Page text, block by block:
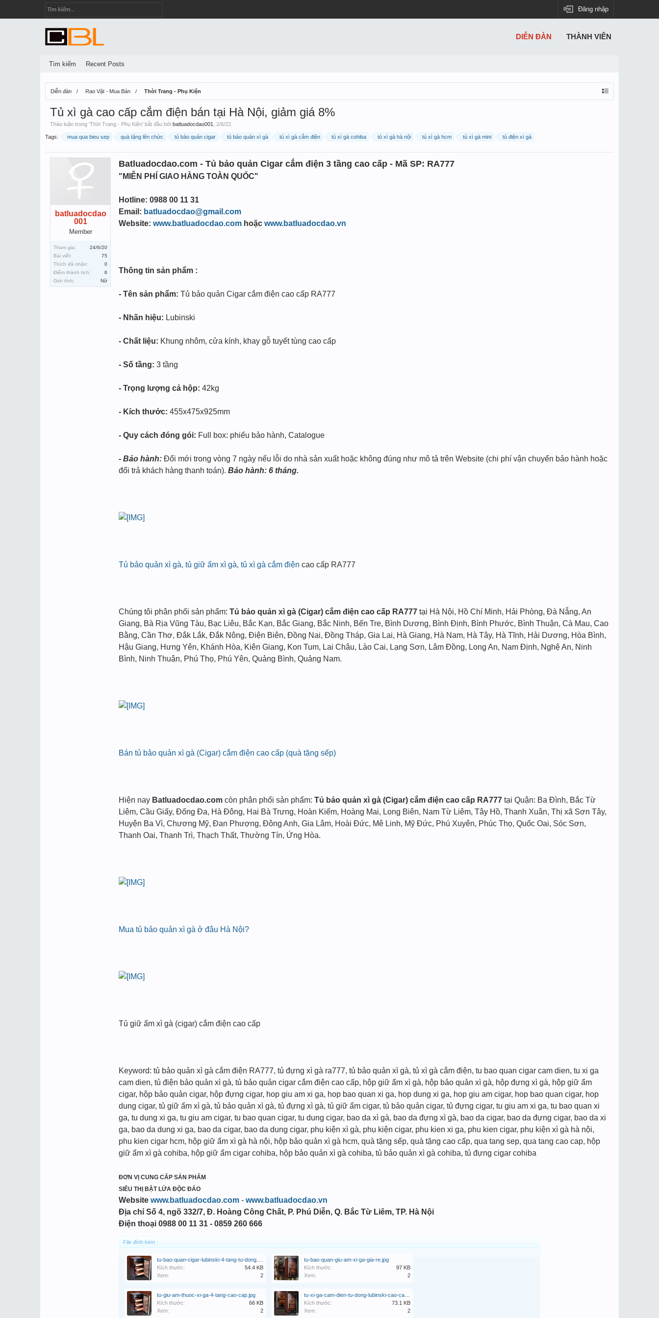
Đăng nhập
Diễn đàn Rao Vặt - Mua Bán Thời Trang - Phụ Kiện
Tủ xì gà cao cấp cắm điện bán tại Hà Nội, giảm giá 8%
Thảo luận trong 'Thời Trang - Phụ Kiện' bắt đầu bởi batluadocdao001 2/6/22
Tags: mua qua bieu sep quà tặng lên chức tủ bảo quản cigar tủ bảo quản xì gà tủ xì gà cắm điện tủ xì gà cohiba tủ xì gà hà nội tủ xì gà hcm tủ xì gà mini tủ điện xì gà
batluadocdao
001
Member
Tham gia:
24/6/20
Bài viết:
75
Thích đã nhận:
0
Điểm thành tích:
6
Giới tính:
Nữ
Batluadocdao.com - Tủ bảo quản Cigar cắm điện 3 tầng cao cấp - Mã SP: RA777
"MIỄN PHÍ GIAO HÀNG TOÀN QUỐC"
Hotline: 0988 00 11 31
Email: batluadocdao@gmail.com
Website: www.batluadocdao.com hoặc www.batluadocdao.vn
Thông tin sản phẩm :
- Tên sản phẩm: Tủ bảo quản Cigar cắm điện cao cấp RA777
- Nhãn hiệu: Lubinski
- Chất liệu: Khung nhôm, cửa kính, khay gỗ tuyết tùng cao cấp
- Số tầng: 3 tầng
- Trọng lượng cả hộp: 42kg
- Kích thước: 455x475x925mm
- Quy cách đóng gói: Full box: phiếu bảo hành, Catalogue
- Bảo hành: Đổi mới trong vòng 7 ngày nếu lỗi do nhà sản xuất hoặc không đúng như mô tả trên Website (chi phí vận chuyển bảo hành hoặc
đổi trả khách hàng thanh toán). Bảo hành: 6 tháng.
Tủ bảo quản xì gà, tủ giữ ẩm xì gà, tủ xì gà cắm điện cao cấp RA777
Chúng tôi phân phối sản phẩm: Tủ bảo quản xì gà (Cigar) cắm điện cao cấp RA777 tại Hà Nội, Hồ Chí Minh, Hải Phòng, Đà Nẵng, An
Giang, Bà Rịa Vũng Tàu, Bạc Liêu, Bắc Kạn, Bắc Giang, Bắc Ninh, Bến Tre, Bình Dương, Bình Định, Bình Phước, Bình Thuận, Cà Mau, Cao
Bằng, Cần Thơ, Đắk Lắk, Đắk Nông, Điện Biên, Đồng Nai, Đồng Tháp, Gia Lai, Hà Giang, Hà Nam, Hà Tây, Hà Tĩnh, Hải Dương, Hòa Bình,
Hậu Giang, Hưng Yên, Khánh Hòa, Kiên Giang, Kon Tum, Lai Châu, Lào Cai, Lạng Sơn, Lâm Đồng, Long An, Nam Định, Nghệ An, Ninh
Bình, Ninh Thuận, Phú Thọ, Phú Yên, Quảng Bình, Quảng Nam.
Bán tủ bảo quản xì gà (Cigar) cắm điện cao cấp (quà tặng sếp)
Hiện nay Batluadocdao.com còn phân phối sản phẩm: Tủ bảo quản xì gà (Cigar) cắm điện cao cấp RA777 tại Quận: Ba Đình, Bắc Từ
Liêm, Cầu Giấy, Đống Đa, Hà Đông, Hai Bà Trưng, Hoàn Kiếm, Hoàng Mai, Long Biên, Nam Từ Liêm, Tây Hồ, Thanh Xuân, Thị xã Sơn Tây,
Huyện Ba Vì, Chương Mỹ, Đan Phượng, Đông Anh, Gia Lâm, Hoài Đức, Mê Linh, Mỹ Đức, Phú Xuyên, Phúc Thọ, Quốc Oai, Sóc Sơn,
Thanh Oai, Thanh Trì, Thạch Thất, Thường Tín, Ứng Hòa.
Mua tủ bảo quản xì gà ở đâu Hà Nội?
Tủ giữ ẩm xì gà (cigar) cắm điện cao cấp
Keyword: tủ bảo quản xì gà cắm điện RA777, tủ đựng xì gà ra777, tủ bảo quản xì gà, tủ xì gà cắm điện, tu bao quan cigar cam dien, tu xi ga
cam dien, tủ điện bảo quản xì gà, tủ bảo quản cigar cắm điện cao cấp, hộp giữ ẩm xì gà, hộp bảo quản xì gà, hộp đựng xì gà, hộp giữ ẩm
cigar, hộp bảo quản cigar, hộp đựng cigar, hop giu am xi ga, hop bao quan xi ga, hop dung xi ga, hop giu am cigar, hop bao quan cigar, hop
dung cigar, tủ giữ ẩm xì gà, tủ bảo quản xì gà, tủ đựng xì gà, tủ giữ ẩm cigar, tủ bảo quản cigar, tủ đựng cigar, tu giu am xi ga, tu bao quan xi
ga, tu dung xi ga, tu giu am cigar, tu bao quan cigar, tu dung cigar, bao da xì gà, bao da đựng xì gà, bao da cigar, bao da đựng cigar, bao da xi
ga, bao da dung xi ga, bao da cigar, bao da dung cigar, phụ kiện xì gà, phụ kiện cigar, phu kien xi ga, phu kien cigar, phụ kiện xì gà hà nội,
phu kien cigar hcm, hộp giữ ẩm xì gà hà nội, hộp bảo quản xì gà hcm, quà tặng sếp, quà tặng cao cấp, qua tang sep, qua tang cao cap, hộp
giữ ẩm xì gà cohiba, hộp giữ ẩm cigar cohiba, hộp bảo quản xì gà cohiba, tủ bảo quản xì gà cohiba, tủ đựng cigar cohiba
ĐƠN VỊ CUNG CẤP SẢN PHẨM
SIÊU THỊ BẬT LỬA ĐỘC ĐÁO
Website www.batluadocdao.com - www.batluadocdao.vn
Địa chỉ Số 4, ngõ 332/7, Đ. Hoàng Công Chất, P. Phú Diễn, Q. Bắc Từ Liêm, TP. Hà Nội
Điện thoại 0988 00 11 31 - 0859 260 666
File đính kèm :
Kích thước:
54.4 KB
Xem:
2
tu-bao-quan-giu-am-xi-ga-gia-re.jpg
Kích thước:
97 KB
Xem:
2
tu-giu-am-thuoc-xi-ga-4-tang-cao-cap.jpg
Kích thước:
66 KB
Xem:
2
Kích thước:
73.1 KB
Xem:
2
DIỄN ĐÀN
Tìm kiếm Recent Posts
THÀNH VIÊN